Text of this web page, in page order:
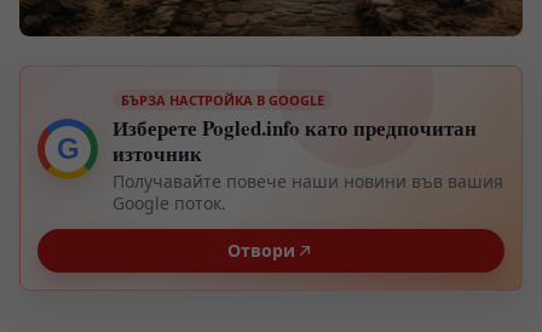
G
БЪРЗА НАСТРОЙКА В GOOGLE
Изберете Pogled.info като предпочитан
източник
Получавайте повече наши новини във вашия
Google поток.
Отвори